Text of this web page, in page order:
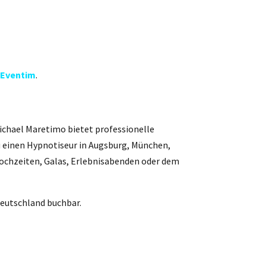
Eventim.
Maretimo bietet professionelle
Hypnotiseur in Augsburg, München,
Galas, Erlebnisabenden oder dem
buchbar.